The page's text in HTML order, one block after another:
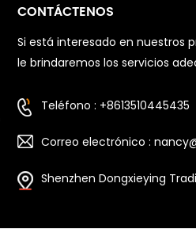
CONTÁCTENOS
Si está interesado en nuestros
le brindaremos los servicios
Teléfono : +8613510445435
Correo electrónico :
Shenzhen Dongxieying